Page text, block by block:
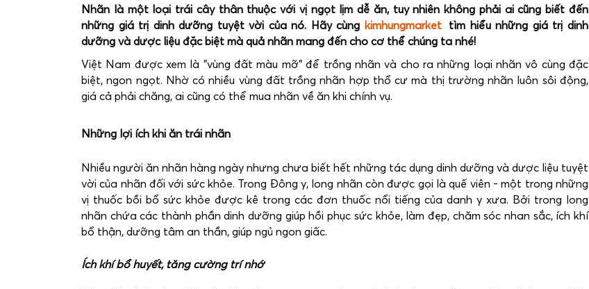
Nhãn là một loại trái cây thân thuộc với vị ngọt lịm dễ ăn, tuy nhiên không phải ai cũng biết đến
những giá trị dinh dưỡng tuyệt vời của nó. Hãy cùng kimhungmarket
tìm hiểu những giá trị dinh
dưỡng và dược liệu đặc biệt mà quả nhãn mang đến cho cơ thể chúng ta nhé!
Việt Nam được xem là "vùng đất màu mỡ" để trồng nhãn và cho ra những loại nhãn vô cùng đặc
biệt, ngon ngọt. Nhờ có nhiều vùng đất trồng nhãn hợp thổ cư mà thị trường nhãn luôn sôi động,
giá cả phải chăng, ai cũng có thể mua nhãn về ăn khi chính vụ.
Những lợi ích khi ăn trái nhãn
Nhiều người ăn nhãn hàng ngày nhưng chưa biết hết những tác dụng dinh dưỡng và dược liệu tuyệt
vời của nhãn đối với sức khỏe. Trong Đông y, long nhãn còn được gọi là quế viên - một trong những
vị thuốc bồi bổ sức khỏe được kê trong các đơn thuốc nổi tiếng của danh y xưa. Bởi trong long
nhãn chứa các thành phần dinh dưỡng giúp hồi phục sức khỏe, làm đẹp, chăm sóc nhan sắc, ích khí
bổ thận, dưỡng tâm an thần, giúp ngủ ngon giấc.
Ích khí bổ huyết, tăng cường trí nhớ